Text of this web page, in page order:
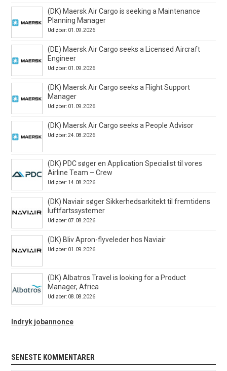
(DK) Maersk Air Cargo is seeking a Maintenance
Planning Manager
Udløber: 01.09.2026
(DE) Maersk Air Cargo seeks a Licensed Aircraft
Engineer
Udløber: 01.09.2026
(DK) Maersk Air Cargo seeks a Flight Support
Manager
Udløber: 01.09.2026
(DK) Maersk Air Cargo seeks a People Advisor
Udløber: 24.08.2026
(DK) PDC søger en Application Specialist til vores
Airline Team – Crew
Udløber: 14.08.2026
(DK) Naviair søger Sikkerhedsarkitekt til fremtidens
luftfartssystemer
Udløber: 07.08.2026
(DK) Bliv Apron-flyveleder hos Naviair
Udløber: 01.09.2026
(DK) Albatros Travel is looking for a Product
Manager, Africa
Udløber: 08.08.2026
Indryk jobannonce
SENESTE KOMMENTARER